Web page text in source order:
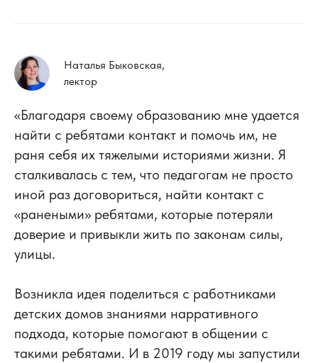
Наталья Быковская,
лектор
«Благодаря своему образованию мне удается
найти с ребятами контакт и помочь им, не
раня себя их тяжелыми историями жизни. Я
сталкивалась с тем, что педагогам не просто
иной раз договориться, найти контакт с
«ранеными» ребятами, которые потеряли
доверие и привыкли жить по законам силы,
улицы.
Возникла идея поделиться с работниками
детских домов знаниями нарративного
подхода, которые помогают в общении с
такими ребятами. И в 2019 году мы запустили